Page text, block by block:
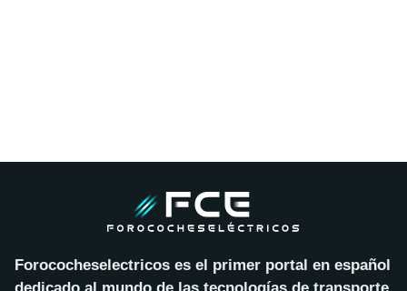
Forococheselectricos es el primer portal en español
dedicado al mundo de las tecnologías de transporte